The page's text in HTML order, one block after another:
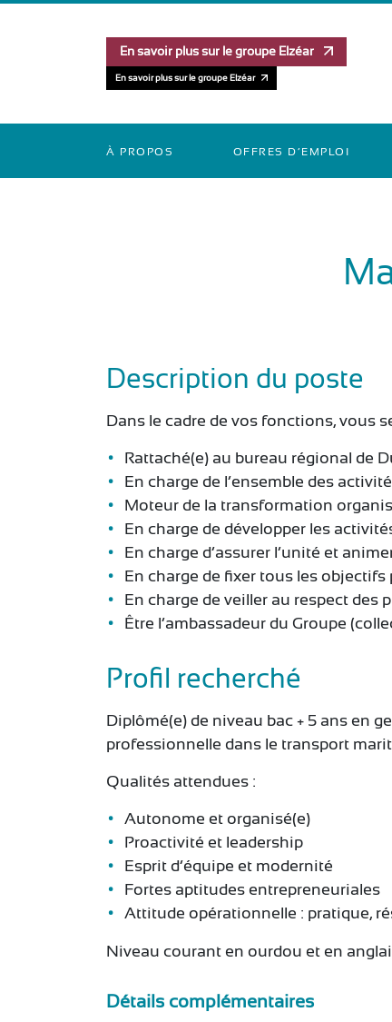
En savoir plus sur le groupe Elzéar
En savoir plus sur le groupe Elzéar
À PROPOS OFFRES D’EMPLOI
Description du poste
Dans le cadre de vos fonctions, vous
Rattaché(e) au bureau régional de
En charge de l’ensemble des
Moteur de la transformation
En charge de développer les
En charge d’assurer l’unité et
En charge de fixer tous les
En charge de veiller au respect des
Être l’ambassadeur du Groupe
Profil recherché
Diplômé(e) de niveau bac + 5 ans en
professionnelle dans le transport
Qualités attendues :
Autonome et organisé(e)
Proactivité et leadership
Esprit d’équipe et modernité
Fortes aptitudes entrepreneuriales
Attitude opérationnelle : pratique,
Niveau courant en ourdou et en
Détails complémentaires